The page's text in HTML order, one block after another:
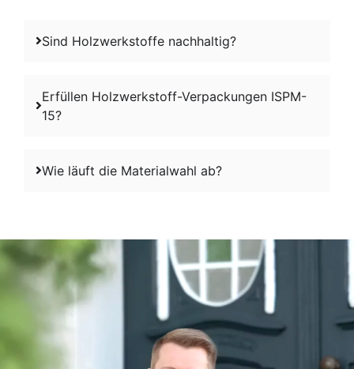
Sind Holzwerkstoffe nachhaltig?
Erfüllen Holzwerkstoff-Verpackungen ISPM-
15?
Wie läuft die Materialwahl ab?